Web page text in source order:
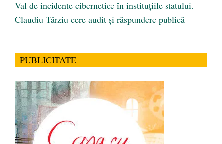
Val de incidente cibernetice în instituțiile statului.
Claudiu Târziu cere audit și răspundere publică
PUBLICITATE